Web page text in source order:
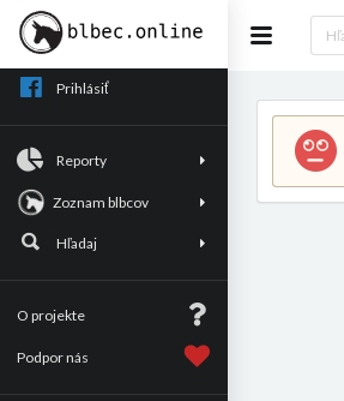
Prihlásiť
Reporty
Zoznam blbcov
Hľadaj
O projekte
Podpor nás